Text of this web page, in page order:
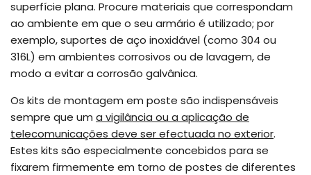
superfície plana. Procure materiais que correspondam
ao ambiente em que o seu armário é utilizado; por
exemplo, suportes de aço inoxidável (como 304 ou
316L) em ambientes corrosivos ou de lavagem, de
modo a evitar a corrosão galvânica.
Os kits de montagem em poste são indispensáveis
sempre que um a vigilância ou a aplicação de
telecomunicações deve ser efectuada no exterior.
Estes kits são especialmente concebidos para se
fixarem firmemente em torno de postes de diferentes